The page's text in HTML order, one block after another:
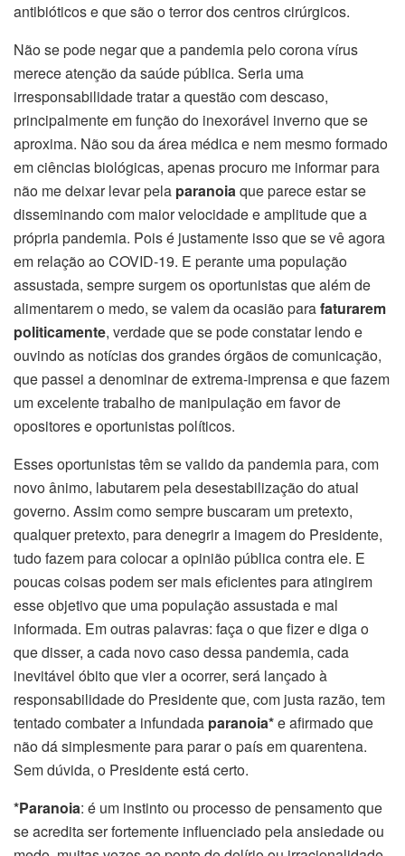
antibióticos e que são o terror dos centros cirúrgicos.
Não se pode negar que a pandemia pelo corona vírus
merece atenção da saúde pública. Seria uma
irresponsabilidade tratar a questão com descaso,
principalmente em função do inexorável inverno que se
aproxima. Não sou da área médica e nem mesmo formado
em ciências biológicas, apenas procuro me informar para
não me deixar levar pela paranoiaque parece estar se
disseminando com maior velocidade e amplitude que a
própria pandemia. Pois é justamente isso que se vê agora
em relação ao COVID-19. E perante uma população
assustada, sempre surgem os oportunistas que além de
alimentarem o medo, se valem da ocasião parafaturarem
politicamente, verdade que se pode constatar lendo e
ouvindo as notícias dos grandes órgãos de comunicação,
que passei a denominar de extrema-imprensa e que fazem
um excelente trabalho de manipulação em favor de
opositores e oportunistas políticos.
Esses oportunistas têm se valido da pandemia para, com
novo ânimo, labutarem pela desestabilização do atual
governo. Assim como sempre buscaram um pretexto,
qualquer pretexto, para denegrir a imagem do Presidente,
tudo fazem para colocar a opinião pública contra ele. E
poucas coisas podem ser mais eficientes para atingirem
esse objetivo que uma população assustada e mal
informada. Em outras palavras: faça o que fizer e diga o
que disser, a cada novo caso dessa pandemia, cada
inevitável óbito que vier a ocorrer, será lançado à
responsabilidade do Presidente que, com justa razão, tem
tentado combater a infundada paranoia*e afirmado que
não dá simplesmente para parar o país em quarentena.
Sem dúvida, o Presidente está certo.
*Paranoia: é um instinto ou processo de pensamento que
se acredita ser fortemente influenciado pela ansiedade ou